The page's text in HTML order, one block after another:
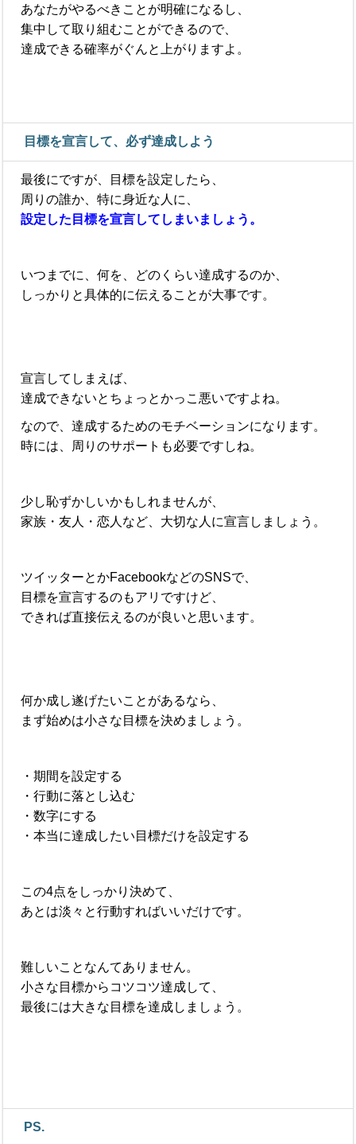
あなたがやるべきことが明確になるし、
集中して取り組むことができるので、
達成できる確率がぐんと上がりますよ。
目標を宣言して、必ず達成しよう
最後にですが、目標を設定したら、
周りの誰か、特に身近な人に、
設定した目標を宣言してしまいましょう。
いつまでに、何を、どのくらい達成するのか、
しっかりと具体的に伝えることが大事です。
宣言してしまえば、
達成できないとちょっとかっこ悪いですよね。
なので、達成するためのモチベーションになります。
時には、周りのサポートも必要ですしね。
少し恥ずかしいかもしれませんが、
家族・友人・恋人など、大切な人に宣言しましょう。
ツイッターとかFacebookなどのSNSで、
目標を宣言するのもアリですけど、
できれば直接伝えるのが良いと思います。
何か成し遂げたいことがあるなら、
まず始めは小さな目標を決めましょう。
・期間を設定する
・行動に落とし込む
・数字にする
・本当に達成したい目標だけを設定する
この4点をしっかり決めて、
あとは淡々と行動すればいいだけです。
難しいことなんてありません。
小さな目標からコツコツ達成して、
最後には大きな目標を達成しましょう。
PS.